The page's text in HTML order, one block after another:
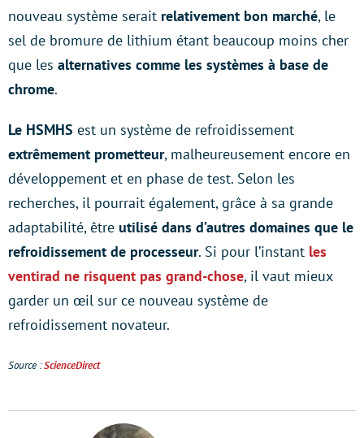
nouveau système serait relativement bon marché, le
sel de bromure de lithium étant beaucoup moins cher
que les alternatives comme les systèmes à base de
chrome.
Le HSMHS est un système de refroidissement
extrêmement prometteur, malheureusement encore en
développement et en phase de test. Selon les
recherches, il pourrait également, grâce à sa grande
adaptabilité, être utilisé dans d’autres domaines que le
refroidissement de processeur. Si pour l’instant les
ventirad ne risquent pas grand-chose, il vaut mieux
garder un œil sur ce nouveau système de
refroidissement novateur.
Source :ScienceDirect